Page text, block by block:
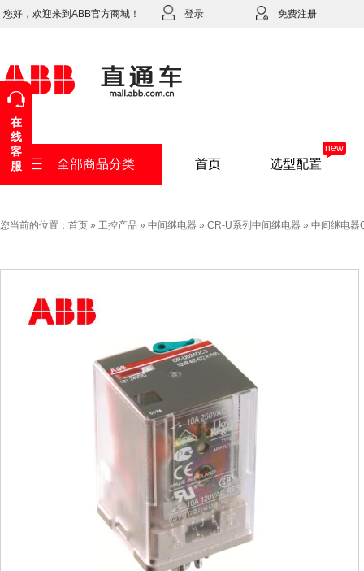
您好，欢迎来到ABB官方商城！ 登录 免费注册
全部商品分类 首页 选型配置
new
您当前的位置： 首页 » 工控产品 » 中间继电器 » CR-U系列中间继电器 » 中间继电
在
线
客
服